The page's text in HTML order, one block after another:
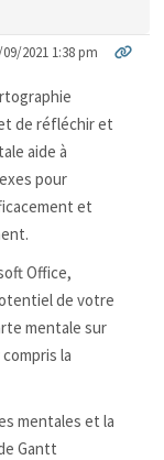
2021 1:38 pm
de réfléchir et
aide à
pour
et
Office,
de votre
mentale sur
la
mentales et la
Gantt